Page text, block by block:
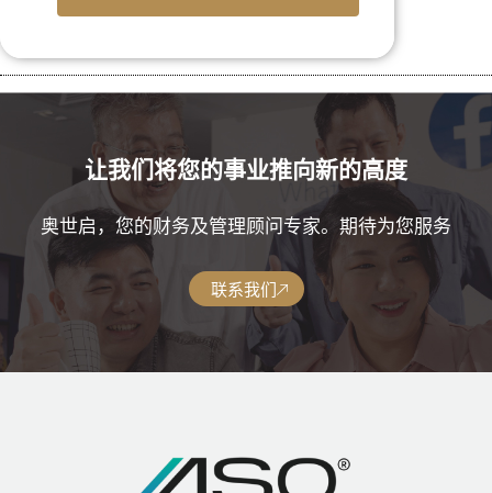
让我们将您的事业推向新的高度
奥世启，您的财务及管理顾问专家。期待为您服务
联系我们